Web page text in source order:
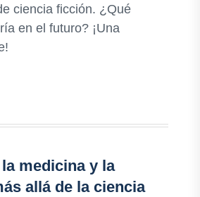
ciencia ficción. ¿Qué
en el futuro? ¡Una
medicina y la
allá de la ciencia